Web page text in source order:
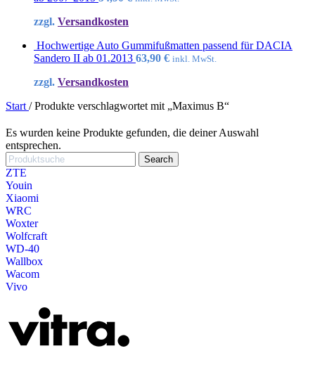
zzgl. Versandkosten
Hochwertige Auto Gummifußmatten passend für DACIA
Sandero II ab 01.2013 63,90 € inkl. MwSt.
zzgl. Versandkosten
Start / Produkte verschlagwortet mit „Maximus B“
Es wurden keine Produkte gefunden, die deiner Auswahl
entsprechen.
Search
ZTE
Youin
Xiaomi
WRC
Woxter
Wolfcraft
WD-40
Wallbox
Wacom
Vivo